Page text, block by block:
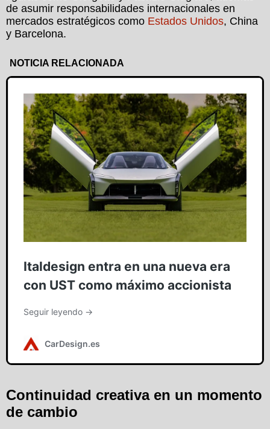
de asumir responsabilidades internacionales en
mercados estratégicos como Estados Unidos, China
y Barcelona.
NOTICIA RELACIONADA
Continuidad creativa en un momento
de cambio